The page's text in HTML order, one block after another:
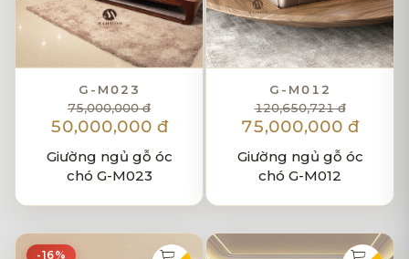
G-M023
75,000,000 đ
50,000,000 đ
Giường ngủ gỗ óc
chó G-M023
G-M012
120,650,721 đ
75,000,000 đ
Giường ngủ gỗ óc
chó G-M012
-16%